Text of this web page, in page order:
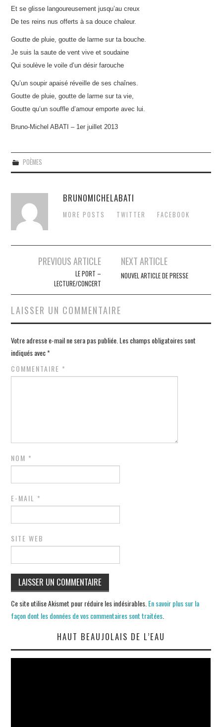
BOUTIQUE
Et se glisse langoureusement jusqu’au creux
De tes reins nus offerts à sa douce chaleur.
Goutte de pluie, goutte de larme sur ta bouche.
Je suis la saute de vent vive et soudaine
Qui soulève le voile d’un désir farouche
Qu’un soupir apaisé réveille de ses chaînes.
Goutte de pluie, goutte de larme sur ta vie,
Goutte qu’un souffle d’amour emporte avec lui.
Bruno-Michel ABATI – 1er juillet 2013
POÈMES
BRUNOMICHELABATI
MORE POSTS TWITTER FACEBOOK
Navigation
articles
PREVIOUS ARTICLE
LE PORT –
LECTURE/CONCERT
NEXT ARTICLE
NOUVEL ARTICLE DE PRESSE
LAISSER UN COMMENTAIRE
Votre adresse e-mail ne sera pas publiée. Les champs obligatoires sont
indiqués avec*
COMMENTAIRE *
NOM *
E-MAIL *
SITE WEB
Ce site utilise Akismet pour réduire les indésirables. En savoir plus sur la
façon dont les données de vos commentaires sont traitées
HAUT BEAUJOLAIS DE L’EAU